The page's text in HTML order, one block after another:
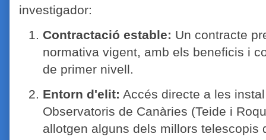
investigador:
Contractació estable: Un contracte
normativa vigent, amb els beneficis i
de primer nivell.
Entorn d'elit: Accés directe a les
Observatoris de Canàries (Teide i
allotgen alguns dels millors telescopis